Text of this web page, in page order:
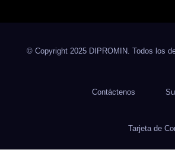
© Copyright 2025 DIPROMIN. Todos los
Contáctenos
Tarjeta de